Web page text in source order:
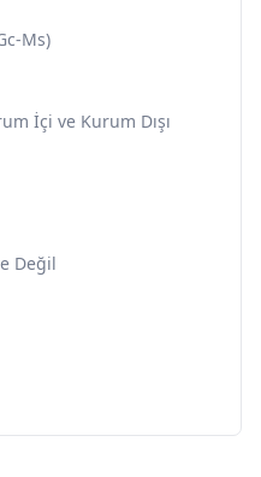
Ms)
İçi ve Kurum Dışı
Değil